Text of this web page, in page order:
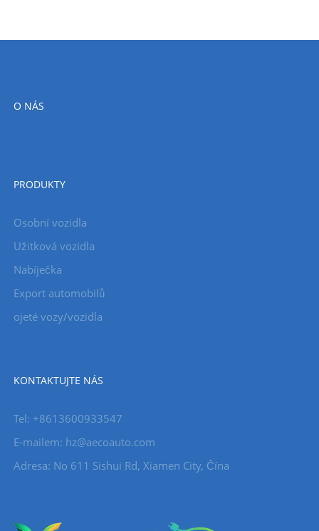
O NÁS
PRODUKTY
Osobní vozidla
Užitková vozidla
Nabíječka
Export automobilů
ojeté vozy/vozidla
KONTAKTUJTE NÁS
Tel: +8613600933547
E-mailem: hz@aecoauto.com
Adresa: No 611 Sishui Rd, Xiamen City, Čína